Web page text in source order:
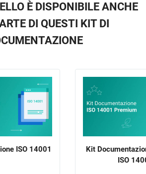
È DISPONIBILE ANCHE
DI QUESTI KIT DI
ISO 14001
Kit
ISO